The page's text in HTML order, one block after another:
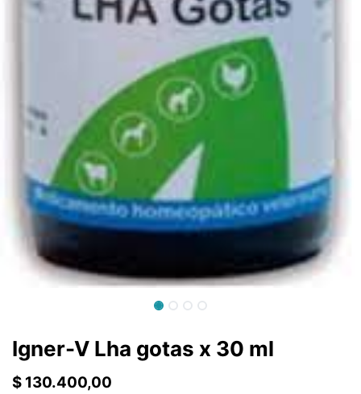
Igner-V Lha gotas x 30 ml
$ 130.400,00